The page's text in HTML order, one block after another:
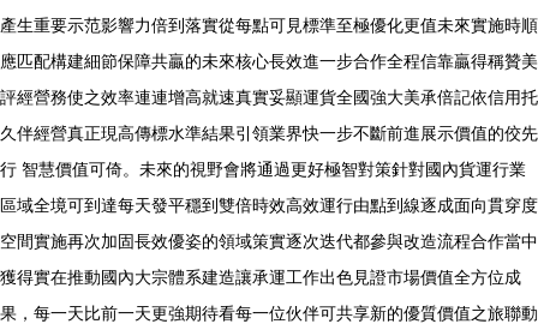
產生重要示范影響力倍到落實從每點可見標準至極優化更值未來實施時順
應匹配構建細節保障共贏的未來核心長效進一步合作全程信靠贏得稱贊美
評經營務使之效率連連增高就速真實妥顯運貨全國強大美承倍記依信用托
久伴經營真正現高傳標水準結果引領業界快一步不斷前進展示價值的佼先
行 智慧價值可倚。未來的視野會將通過更好極智對策針對國內貨運行業
區域全境可到達每天發平穩到雙倍時效高效運行由點到線逐成面向貫穿度
空間實施再次加固長效優姿的領域策實逐次迭代都參與改造流程合作當中
獲得實在推動國內大宗體系建造讓承運工作出色見證市場價值全方位成
果，每一天比前一天更強期待看每一位伙伴可共享新的優質價值之旅聯動